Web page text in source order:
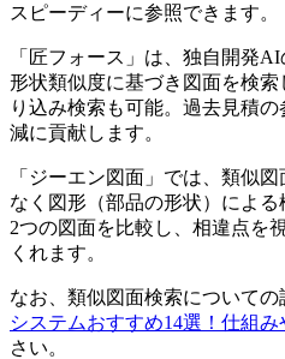
スピーディーに参照できます。
「匠フォース」は、独自開発
形状類似度に基づき図面を検
り込み検索も可能。過去見積
減に貢献します。
「ジーエン図面」では、類似
なく図形（部品の形状）によ
2つの図面を比較し、相違点を
くれます。
なお、類似図面検索についての
システムおすすめ14選！仕組み
さい。